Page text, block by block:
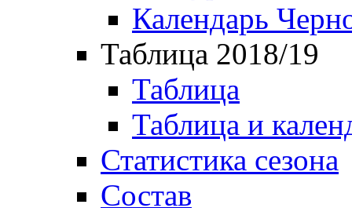
Календарь
Таблица 2018/19
Таблица
Таблица и
Статистика сезона
Состав